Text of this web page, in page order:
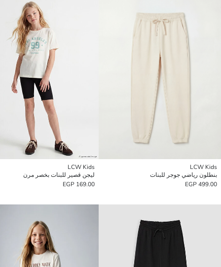
LCW Kids
بنطلون رياضي جوجر للبنات
499.00 EGP
LCW Kids
ليجن قصير للبنات بخصر مرن
169.00 EGP